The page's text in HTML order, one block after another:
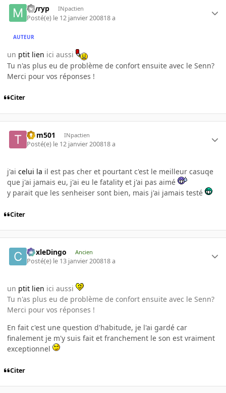
myryp INpactien
Posté(e) le 12 janvier 200818 a
AUTEUR
un ptit lien ici aussi
Tu n'as plus eu de problème de confort ensuite avec le Senn?
Merci pour vos réponses !
Citer
tiom501 INpactien
Posté(e) le 12 janvier 200818 a
j'ai celui la il est pas cher et pourtant c'est le meilleur casuqe
que j'ai jamais eu, j'ai eu le fatality et j'ai pas aimé
y parait que les senheiser sont bien, mais j'ai jamais testé
Citer
CoxleDingo Ancien
Posté(e) le 13 janvier 200818 a
un ptit lien ici aussi
Tu n'as plus eu de problème de confort ensuite avec le Senn?
Merci pour vos réponses !
En fait c'est une question d'habitude, je l'ai gardé car
finalement je m'y suis fait et franchement le son est vraiment
exceptionnel
Citer